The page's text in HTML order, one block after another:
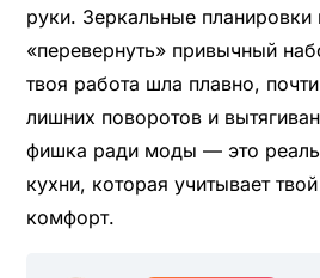
руки. Зеркальные планировки
«перевернуть» привычный
твоя работа шла плавно,
лишних поворотов и
фишка ради моды — это
кухни, которая учитывает
комфорт.